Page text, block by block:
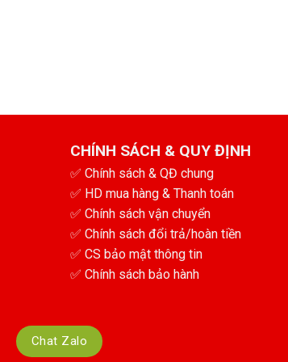
CHÍNH SÁCH & QUY ĐỊNH
✅ Chính sách & QĐ chung
✅ HD mua hàng & Thanh toán
✅ Chính sách vận chuyển
✅ Chính sách đổi trả/hoàn tiền
✅ CS bảo mật thông tin
✅ Chính sách bảo hành
Chat Zalo